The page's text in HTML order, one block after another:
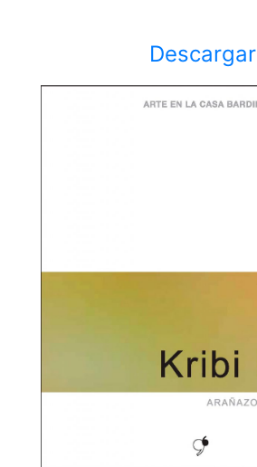
Descargar